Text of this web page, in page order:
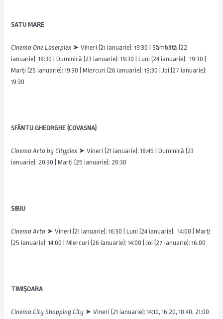
SATU MARE
Cinema One Laserplex ➤ Vineri (21 ianuarie): 19:30 | Sâmbătă (22
ianuarie): 19:30 | Duminică (23 ianuarie): 19:30 | Luni (24 ianuarie): 19:30 |
Marți (25 ianuarie): 19:30 | Miercuri (26 ianuarie): 19:30 | Joi (27 ianuarie):
19:30
SFÂNTU GHEORGHE (COVASNA)
Cinema Arta by Cityplex ➤ Vineri (21 ianuarie): 18:45 | Duminică (23
ianuarie): 20:30 | Marți (25 ianuarie): 20:30
SIBIU
Cinema Arta ➤ Vineri (21 ianuarie): 16:30 | Luni (24 ianuarie): 14:00 | Marți
(25 ianuarie): 14:00 | Miercuri (26 ianuarie): 14:00 | Joi (27 ianuarie): 16:00
TIMIȘOARA
Cinema City Shopping City ➤ Vineri (21 ianuarie): 14:10, 16:20, 18:40, 21:00